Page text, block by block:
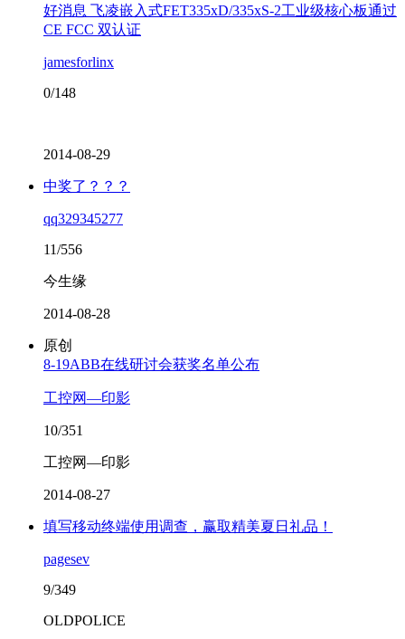
好消息 飞凌嵌入式FET335xD/335xS-2工业级核心板通过
CE FCC 双认证
jamesforlinx
0/148
2014-08-29
中奖了？？？
qq329345277
11/556
今生缘
2014-08-28
原创
8-19ABB在线研讨会获奖名单公布
工控网—印影
10/351
工控网—印影
2014-08-27
填写移动终端使用调查，赢取精美夏日礼品！
pagesev
9/349
OLDPOLICE